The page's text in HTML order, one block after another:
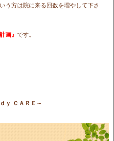
方は院に来る回数を増やして下さ
画』 です。
ｙ ＣＡＲＥ～